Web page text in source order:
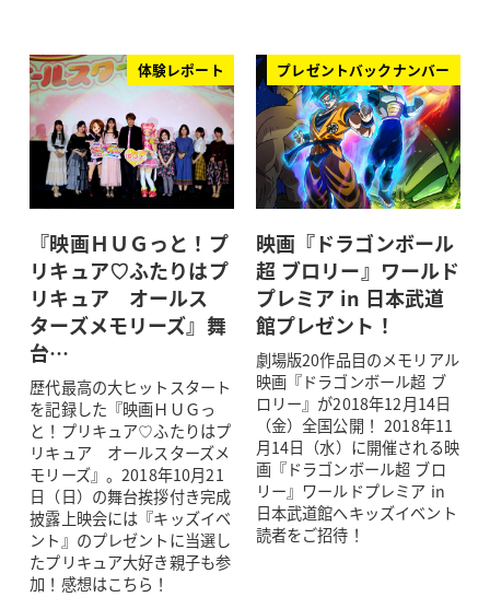
体験レポート
『映画ＨＵＧっと！プ
リキュア♡ふたりはプ
リキュア オールス
ターズメモリーズ』舞
台…
歴代最高の大ヒットスタート
を記録した『映画ＨＵＧっ
と！プリキュア♡ふたりはプ
リキュア オールスターズメ
モリーズ』。2018年10月21
日（日）の舞台挨拶付き完成
披露上映会には『キッズイベ
ント』のプレゼントに当選し
たプリキュア大好き親子も参
加！感想はこちら！
プレゼントバックナンバー
映画『ドラゴンボール
超 ブロリー』ワールド
プレミア in 日本武道
館プレゼント！
劇場版20作品目のメモリアル
映画『ドラゴンボール超 ブ
ロリー』が2018年12月14日
（金）全国公開！ 2018年11
月14日（水）に開催される映
画『ドラゴンボール超 ブロ
リー』ワールドプレミア in
日本武道館へキッズイベント
読者をご招待！